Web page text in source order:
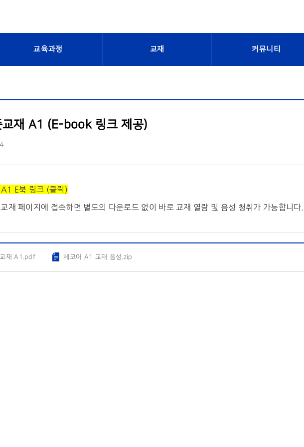
교육과정 교재 커뮤니티
교재 A1 (E-book 링크 제공)
E북 링크 (클릭)
재 페이지에 접속하면 별도의 다운로드 없이 바로 교재 열람 및 음성 청취가 가능합니다.
재 A1.pdf 체코어 A1 교재 음성.zip